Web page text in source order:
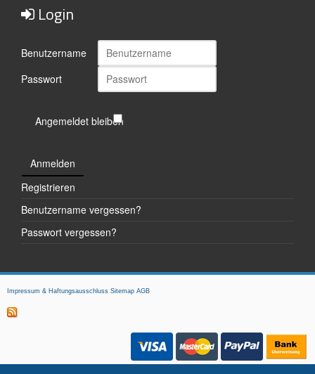
Login
Benutzername
Passwort
Angemeldet bleiben
Anmelden
Registrieren
Benutzername vergessen?
Passwort vergessen?
Impressum & Haftungsausschluss Sitemap AGB